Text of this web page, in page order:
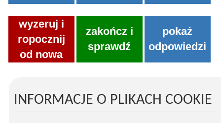
INFORMACJE O PLIKACH COOKIE
wyzeruj i
ropocznij
od nowa
zakończ i
sprawdź
pokaż
odpowiedzi